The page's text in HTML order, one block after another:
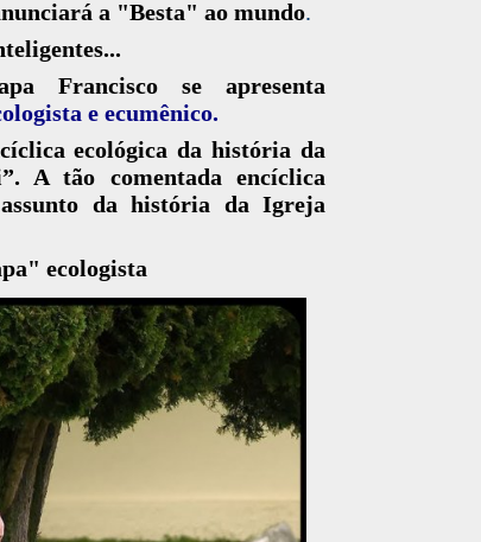
a "Besta" ao mundo.
Francisco se apresenta
e ecumênico.
ecológica da história da
A tão comentada encíclica
da história da Igreja
ecologista